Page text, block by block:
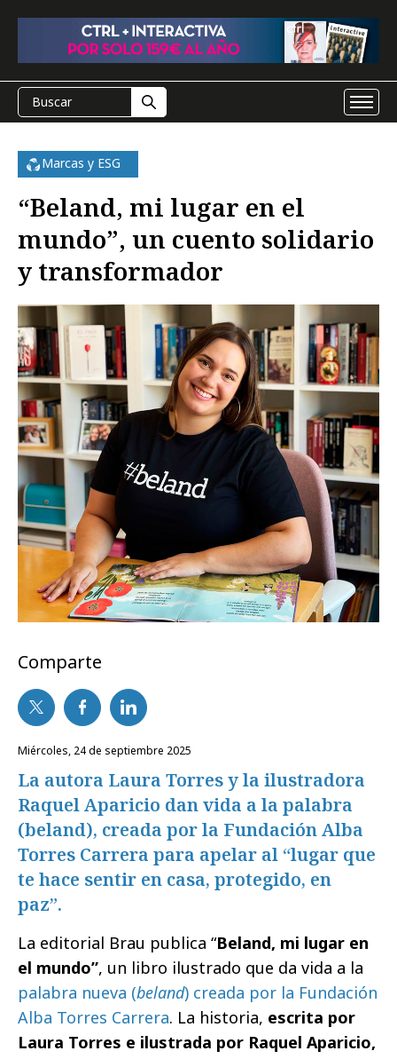
Marcas y ESG
“Beland, mi lugar en el
mundo”, un cuento solidario
y transformador
Comparte
miércoles, 24 de septiembre 2025
La autora Laura Torres y la ilustradora
Raquel Aparicio dan vida a la palabra
(beland), creada por la Fundación Alba
Torres Carrera para apelar al “lugar que
te hace sentir en casa, protegido, en
paz”.
La editorial Brau publica “Beland, mi lugar en
el mundo”, un libro ilustrado que da vida a la
palabra nueva (beland) creada por la Fundación
Alba Torres Carrera. La historia, escrita por
Laura Torres e ilustrada por Raquel Aparicio,